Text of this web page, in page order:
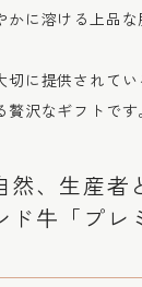
かに溶ける上品
切に提供されて
沢なギフトです
然、生産者
ド牛「プレ